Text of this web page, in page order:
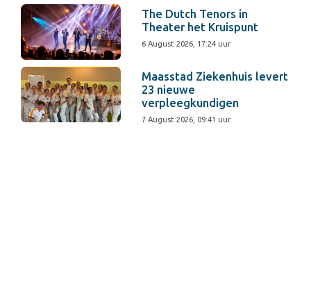
The Dutch Tenors in
Theater het Kruispunt
6 August 2026, 17:24 uur
Maasstad Ziekenhuis levert
23 nieuwe
verpleegkundigen
7 August 2026, 09:41 uur